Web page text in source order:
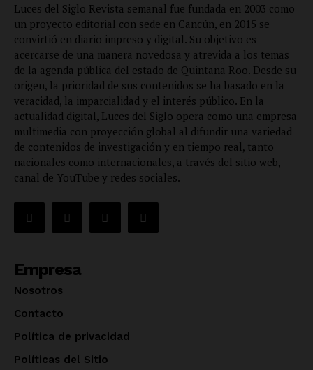
Luces del Siglo Revista semanal fue fundada en 2003 como
un proyecto editorial con sede en Cancún, en 2015 se
convirtió en diario impreso y digital. Su objetivo es
acercarse de una manera novedosa y atrevida a los temas
de la agenda pública del estado de Quintana Roo. Desde su
origen, la prioridad de sus contenidos se ha basado en la
veracidad, la imparcialidad y el interés público. En la
actualidad digital, Luces del Siglo opera como una empresa
multimedia con proyección global al difundir una variedad
de contenidos de investigación y en tiempo real, tanto
nacionales como internacionales, a través del sitio web,
canal de YouTube y redes sociales.
Empresa
Nosotros
Contacto
Política de privacidad
Políticas del Sitio